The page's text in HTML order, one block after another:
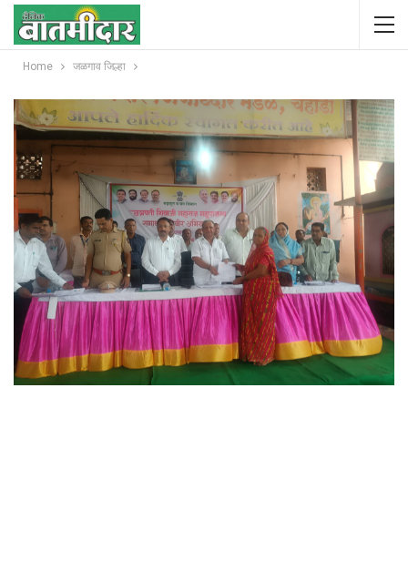
Home जळगाव जिल्हा